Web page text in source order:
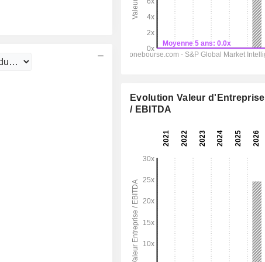
Evolution Valeur d'Entreprise
/ EBITDA